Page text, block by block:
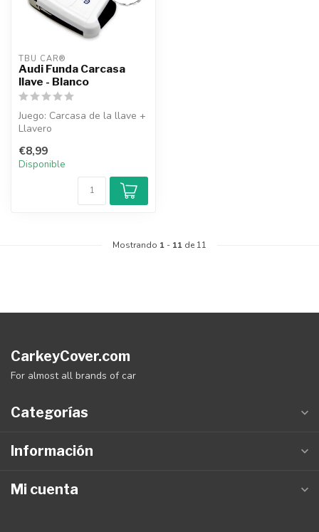
TBU CAR®
Audi Funda Carcasa
llave - Blanco
Juego: Carcasa de la llave +
Llavero
€8,99
Disponible
Mostrando 1 - 11 de 11
CarkeyCover.com
For almost all brands of car
Categorías
Información
Mi cuenta